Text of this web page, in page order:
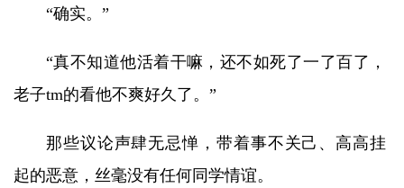
“确实。”
“真不知道他活着干嘛，还不如死了一了百了，
老子tm的看他不爽好久了。”
那些议论声肆无忌惮，带着事不关己、高高挂
起的恶意，丝毫没有任何同学情谊。